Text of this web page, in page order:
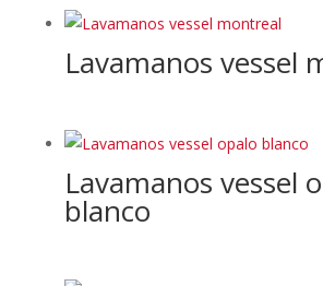
Lavamanos vessel
Lavamanos vessel
blanco